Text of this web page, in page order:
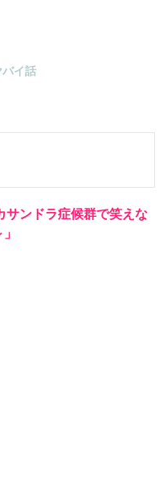
イ話
サンドラ症候群で笑えな
」